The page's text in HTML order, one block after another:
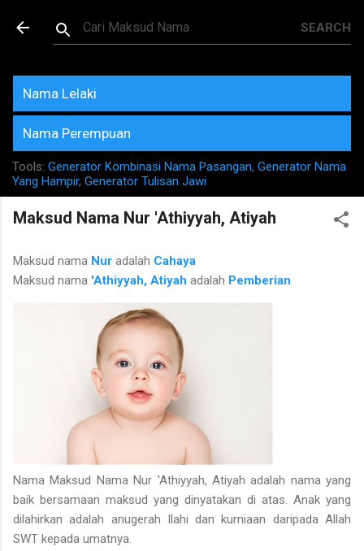
Skip to main content
Maksud dan Makna Nama
Rujukan Terkini
Nama Lelaki
Nama Perempuan
Tools: Generator Kombinasi Nama Pasangan, Generator Nama
Yang Hampir, Generator Tulisan Jawi
Maksud Nama Nur 'Athiyyah, Atiyah
Maksud nama Nur adalah Cahaya
Maksud nama 'Athiyyah, Atiyah adalah Pemberian
Nama Maksud Nama Nur 'Athiyyah, Atiyah adalah nama yang
baik bersamaan maksud yang dinyatakan di atas. Anak yang
dilahirkan adalah anugerah Ilahi dan kurniaan daripada Allah
SWT kepada umatnya.